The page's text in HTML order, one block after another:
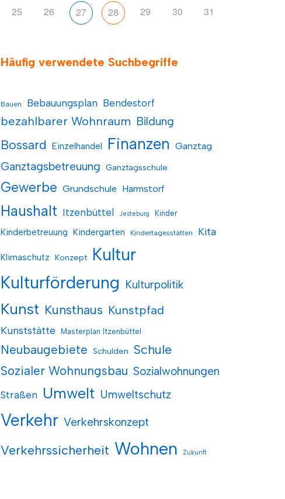
25 26 27 28 29 30 31
Häufig verwendete Suchbegriffe
Bauen Bebauungsplan Bendestorf
bezahlbarer Wohnraum Bildung
Bossard Einzelhandel Finanzen Ganztag
Ganztagsbetreuung Ganztagsschule
Gewerbe Grundschule Harmstorf
Haushalt Itzenbüttel Jesteburg Kinder
Kinderbetreuung Kindergarten Kindertagesstätten Kita
Klimaschutz Konzept
Kultur
Kulturförderung Kulturpolitik
Kunst Kunsthaus Kunstpfad
Kunststätte Masterplan Itzenbüttel
Neubaugebiete Schulden
Schule
Sozialer Wohnungsbau Sozialwohnungen
Straßen Umwelt Umweltschutz
Verkehr Verkehrskonzept
Verkehrssicherheit Wohnen Zukunft